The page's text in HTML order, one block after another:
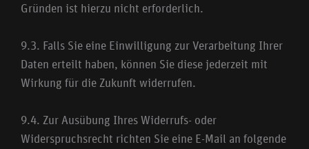
Gründen ist hierzu nicht erforderlich.
9.3. Falls Sie eine Einwilligung zur Verarbeitung Ihrer
Daten erteilt haben, können Sie diese jederzeit mit
Wirkung für die Zukunft widerrufen.
9.4. Zur Ausübung Ihres Widerrufs- oder
Widerspruchsrecht richten Sie eine E-Mail an folgende